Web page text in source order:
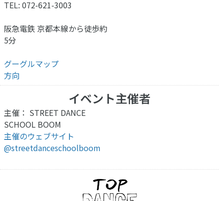
TEL: 072-621-3003
阪急電鉄 京都本線から徒歩約
5分
グーグルマップ
方向
イベント主催者
主催： STREET DANCE
SCHOOL BOOM
主催のウェブサイト
@streetdanceschoolboom